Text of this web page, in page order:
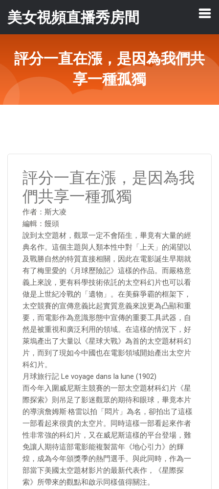
美女視頻直播秀房間
評分一直在漲，是因為我們共
享一種孤獨
評分一直在漲，是因為我
們共享一種孤獨
作者：斯大凌
編輯：饅頭
說到太空題材，觀眾一定不會陌生，畢竟有大量的經
典名作。這個主題與人類本性中對「上天」的渴望以
及戰勝自然的特質直接相關，因此在電影誕生早期就
有了梅里愛的《月球歷險記》這樣的作品。而嚴格意
義上來說，更有科學技術依託的太空科幻片也可以看
做是上世紀冷戰的「遺物」。在美蘇爭霸的框架下，
太空競賽的宣傳意義比起實質意義來說更為凸顯和重
要，而電影作為意識形態中宣傳的重要工具武器，自
然是被重視和廣泛利用的領域。在這樣的情況下，好
萊塢產出了大量以《星球大戰》為首的太空題材科幻
片，而到了現如今中國也在電影領域開始產出太空片
科幻片。
月球旅行記 Le voyage dans la lune (1902)
而今年入圍威尼斯主競賽的一部太空題材科幻片《星
際探索》則吊足了影迷觀眾的期待和眼球，畢竟本片
的導演詹姆斯·格雷以拍「悶片」為名，卻拍出了這樣
一部看起來很貴的太空片。同時這樣一部看起來作者
性非常強的科幻片，又在威尼斯這樣的平台登場，難
免讓人期待這部電影能複製當年《地心引力》的輝
煌，成為今年頒獎季的熱門選手。與此同時，作為一
部當下美國太空題材影片的最新代表作，《星際探
索》所帶來的觀點和啟示同樣值得關注。